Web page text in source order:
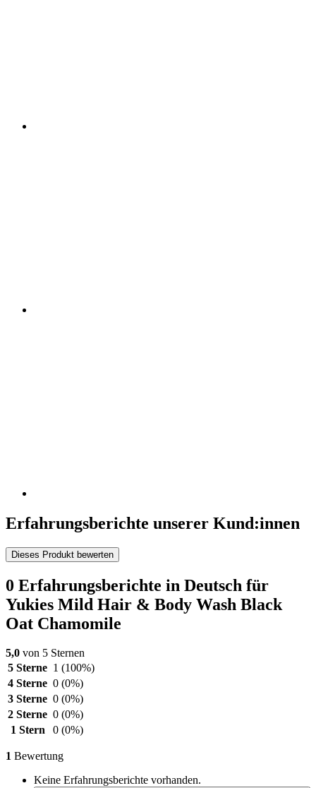
Erfahrungsberichte unserer Kund:innen
Dieses Produkt bewerten
0 Erfahrungsberichte in Deutsch für
Yukies Mild Hair & Body Wash Black
Oat Chamomile
5,0 von 5 Sternen
5 Sterne 1 (100%)
4 Sterne 0 (0%)
3 Sterne 0 (0%)
2 Sterne 0 (0%)
1 Stern
0 (0%)
1 Bewertung
Keine Erfahrungsberichte vorhanden.